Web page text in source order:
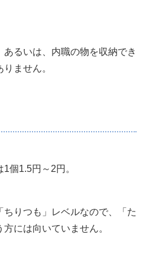
るいは、内職の物を収納でき
ません。
個1.5円～2円。
ちりつも」レベルなので、「た
には向いていません。